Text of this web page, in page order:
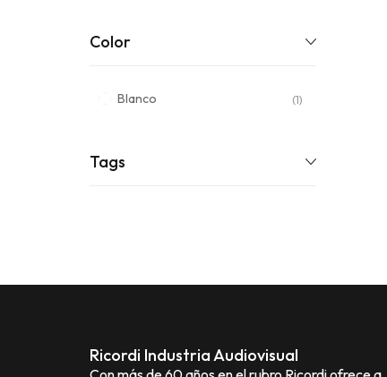
Color
Blanco (1)
Tags
Ricordi Industria Audiovisual